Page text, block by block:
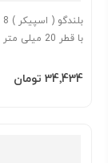
با قطر 20 میلی متر
‎34٬434 تومان
افزودن به سبد